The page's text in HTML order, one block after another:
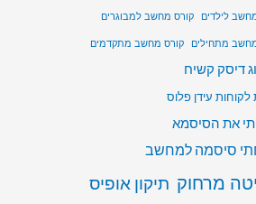
לילדים קורס מחשב למבוגרים
מתחילים קורס מחשב מתקדמים
דיסק קשיח
לקוחות עידן פלוס
את הסיסמא
סיסמה למחשב
מרחוק תיקון אופיס